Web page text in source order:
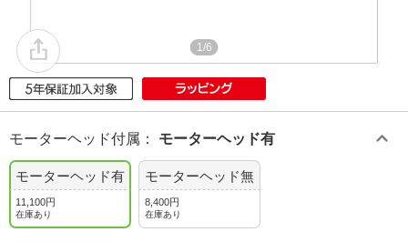
1/6
モーターヘッド付属 ： モーターヘッド有
モーターヘッド有
11,100円
在庫あり
モーターヘッド無
8,400円
在庫あり